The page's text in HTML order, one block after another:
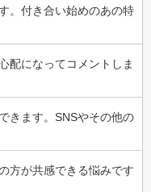
。付き合い始めのあの特
配になってコメントしま
きます。SNSやその他の
方が共感できる悩みです